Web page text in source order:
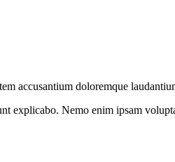
accusantium doloremque
explicabo. Nemo enim ipsam